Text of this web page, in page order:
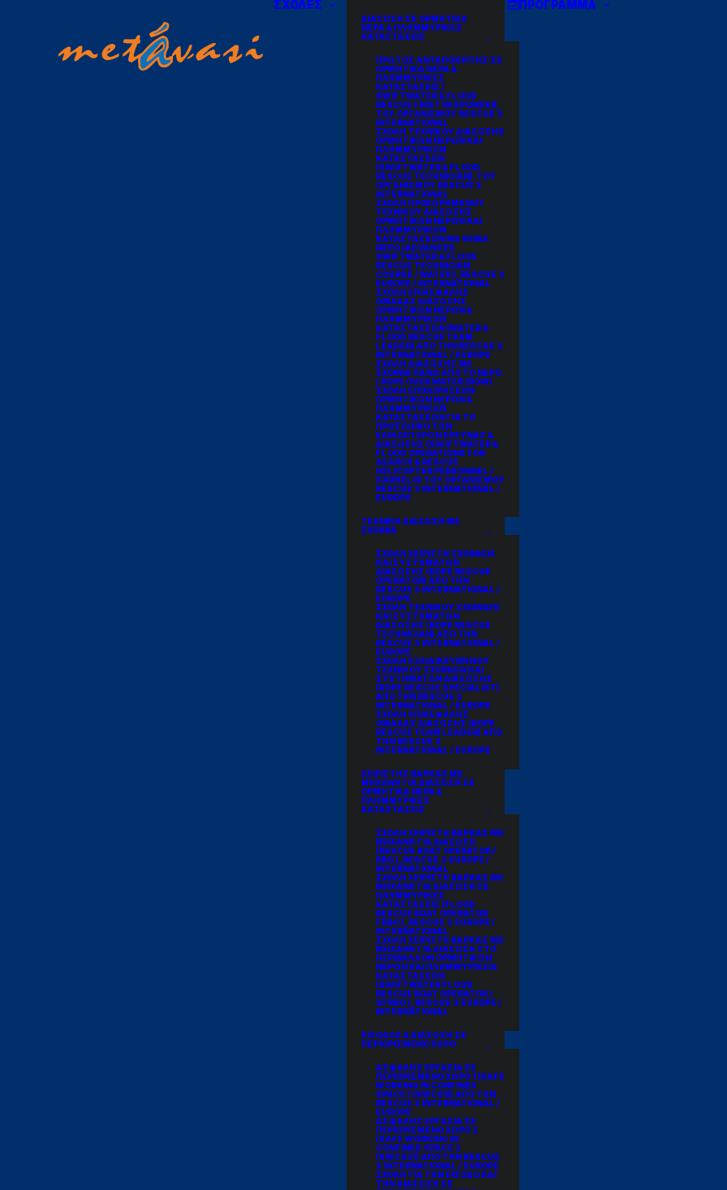
ΣΧΟΛΕΣ
ΔΙΑΣΩΣΗ ΣΕ ΟΡΜΗΤΙΚΑ
ΝΕΡΑ & ΠΛΗΜΜΥΡΙΚΕΣ
ΚΑΤΑΣΤΑΣΕΙΣ
ΠΡΩΤΟΣ ΑΝΤΑΠΟΚΡΙΤΗΣ ΣΕ
ΟΡΜΗΤΙΚΑ ΝΕΡΑ &
ΠΛΗΜΜΥΡΙΚΕΣ
ΚΑΤΑΣΤΑΣΕΙΣ /
SWIFTWATER & FLOOD
RESCUE FIRST RESPONDER,
ΤΟΥ ΟΡΓΑΝΙΣΜΟΥ RESCUE 3
INTERNATIONAL
ΣΧΟΛΗ ΤΕΧΝΙΚΟΥ ΔΙΑΣΩΣΗΣ
ΟΡΜΗΤΙΚΩΝ ΝΕΡΩΝ ΚΑΙ
ΠΛΗΜΜΥΡΙΚΩΝ
ΚΑΤΑΣΤΑΣΕΩΝ
(SWIFTWATER & FLOOD
RESCUE TECHNICIAN),ΤΟΥ
ΟΡΓΑΝΙΣΜΟΥ RESCUE 3
INTERNATIONAL
ΣΧΟΛΗ ΠΡΟΧΩΡΗΜΕΝΟΥ
ΤΕΧΝΙΚΟΥ ΔΙΑΣΩΣΗΣ
ΟΡΜΗΤΙΚΩΝ ΝΕΡΩΝ ΚΑΙ
ΠΛΗΜΜΥΡΙΚΩΝ
ΚΑΤΑΣΤΑΣΕΩΝ ΜΕ ΘΕΜΑ
ΝΕΡΟ (ADVANCED
SWIFTWATER & FLOOD
RESCUE TECHNICIAN
COURSE / WATER )_RESCUE 3
EUROPE / INTERNATIONAL
ΣΧΟΛΗ ΕΠΙΚΕΦΑΛΗΣ
ΟΜΑΔΑΣ ΔΙΑΣΩΣΗΣ
ΟΡΜΗΤΙΚΩΝ ΝΕΡΩΝ &
ΠΛΗΜΜΥΡΙΚΩΝ
ΚΑΤΑΣΤΑΣΕΩΝ (WATER &
FLOOD RESCUE TEAM
LEADER) ΑΠΟ ΤΗΝ RESCUE 3
INTERNATIONAL / EUROPE
ΣΧΟΛΗ ΔΙΑΣΩΣΗΣ ΜΕ
ΣΧΟΙΝΙΑ ΠΑΝΩ ΑΠΟ ΤΟ ΝΕΡΟ
/ ROPE OVER WATER (ROW)
ΣΧΟΛΗ ΕΠΙΧΕΙΡΗΣΕΩΝ
ΟΡΜΗΤΙΚΩΝ ΝΕΡΩΝ &
ΠΛΗΜΜΥΡΙΚΩΝ
ΚΑΤΑΣΤΑΣΕΩΝ ΓΙΑ ΤΟ
ΠΡΟΣΩΠΙΚΟ ΤΩΝ
ΕΛΙΚΟΠΤΕΡΩΝ ΕΡΕΥΝΑΣ &
ΔΙΑΣΩΣΗΣ (SWIFTWATER &
FLOOD OPERATIONS FOR
SEARCH & RESCUE
HELICOPTER PERSONNEL /
SARHELO) ΤΟΥ ΟΡΓΑΝΙΣΜΟΥ
RESCUE 3 INTERNATIONAL /
EUROPE
ΤΕΧΝΙΚΗ ΔΙΑΣΩΣΗ ΜΕ
ΣΧΟΙΝΙΑ
ΣΧΟΛΗ ΧΕΙΡΙΣΤΗ ΣΧΟΙΝΙΩΝ
ΚΑΙ ΣΥΣΤΗΜΑΤΩΝ
ΔΙΑΣΩΣΗΣ (ROPE RESCUE
OPERATOR) ΑΠΟ ΤΗΝ
RESCUE 3 INTERNATIONAL /
EUROPE
ΣΧΟΛΗ ΤΕΧΝΙΚΟΥ ΣΧΟΙΝΙΩΝ
ΚΑΙ ΣΥΣΤΗΜΑΤΩΝ
ΔΙΑΣΩΣΗΣ (ROPE RESCUE
TECHNICIAN) ΑΠΟ ΤΗΝ
RESCUE 3 INTERNATIONAL /
EUROPE
ΣΧΟΛΗ ΕΞΕΙΔΙΚΕΥΜΕΝΟΥ
ΤΕΧΝΙΚΟΥ ΣΧΟΙΝΙΩΝ ΚΑΙ
ΣΥΣΤΗΜΑΤΩΝ ΔΙΑΣΩΣΗΣ
(ROPE RESCUE SPECIALIST)
ΑΠΟ ΤΗΝ RESCUE 3
INTERNATIONAL / EUROPE
ΣΧΟΛΗ ΕΠΙΚΕΦΑΛΗΣ
ΟΜΑΔΑΣ ΔΙΑΣΩΣΗΣ (ROPE
RESCUE TEAM LEADER) ΑΠΟ
ΤΗΝ RESCUE 3
INTERNATIONAL / EUROPE
ΧΕΙΡΙΣΤΗΣ ΒΑΡΚΑΣ ΜΕ
ΜΗΧΑΝΗ ΓΙΑ ΔΙΑΣΩΣΗ ΣΕ
ΟΡΜΗΤΙΚΑ ΝΕΡΑ &
ΠΛΗΜΜΥΡΙΚΕΣ
ΚΑΤΑΣΤΑΣΕΙΣ
ΣΧΟΛΗ ΧΕΙΡΙΣΤΗ ΒΑΡΚΑΣ ΜΕ
ΜΗΧΑΝΗ ΓΙΑ ΔΙΑΣΩΣΗ
(RESCUE BOAT OPERATOR /
RBO )_RESCUE 3 EUROPE /
INTERNATIONAL
ΣΧΟΛΗ ΧΕΙΡΙΣΤΗ ΒΑΡΚΑΣ ΜΕ
ΜΗΧΑΝΗ ΓΙΑ ΔΙΑΣΩΣΗ ΣΕ
ΠΛΗΜΜΥΡΙΚΕΣ
ΚΑΤΑΣΤΑΣΕΙΣ (FLOOD
RESCUE BOAT OPERATOR
FRBO )_RESCUE 3 EUROPE /
INTERNATIONAL
ΣΧΟΛΗ ΧΕΙΡΙΣΤΗ ΒΑΡΚΑΣ ΜΕ
ΜΗΧΑΝΗ ΓΙΑ ΔΙΑΣΩΣΗ ΣΤΟ
ΠΕΡΙΒΑΛΛΟΝ ΟΡΜΗΤΙΚΩΝ
ΝΕΡΩΝ ΚΑΙ ΠΛΗΜΜΥΡΙΚΩΝ
ΚΑΤΑΣΤΑΣΕΩΝ
(SWIFTWATER FLOOD
RESCUE BOAT OPERATOR /
SFRBO )_RESCUE 3 EUROPE /
INTERNATIONAL
ΕΙΣΟΔΟΣ & ΔΙΑΣΩΣΗ ΣΕ
ΠΕΡΙΟΡΙΣΜΕΝΟ ΧΩΡΟ
ΑΣΦΑΛΗΣ ΕΡΓΑΣΙΑ ΣΕ
ΠΕΡΙΟΡΙΣΜΕΝΟ ΧΩΡΟ 1 (SAFE
WORKING IN CONFINED
SPACE 1 (SWCS1)) ΑΠΟ ΤΗΝ
RESCUE 3 INTERNATIONAL /
EUROPE
ΑΣΦΑΛΗΣ ΕΡΓΑΣΙΑ ΣΕ
ΠΕΡΙΟΡΙΣΜΕΝΟ ΧΩΡΟ 2
(SAFE WORKING IN
CONFINED SPACE 2
(SWCS2)) ΑΠΟ ΤΗΝ RESCUE
3 INTERNATIONAL / EUROPE
ΣΧΟΛΗ ΓΙΑ ΤΗΝ ΕΙΣΟΔΟ ΚΑΙ
ΤΗΝ ΔΙΑΣΩΣΗ ΣΕ
ΠΡΟΓΡΑΜΜΑ